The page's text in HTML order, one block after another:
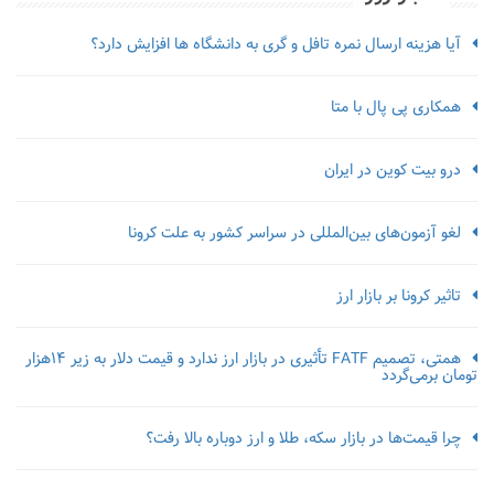
آیا هزینه ارسال نمره تافل و گری به دانشگاه ها افزایش دارد؟
همکاری پی پال با متا
درو بیت کوین در ایران
لغو آزمون‌‌های بین‌المللی در سراسر کشور به علت کرونا
تاثیر کرونا بر بازار ارز
همتی، تصمیم FATF تأثیری در بازار ارز ندارد و قیمت دلار به زیر ۱۴هزار
تومان برمی‌گردد
چرا قیمت‌ها در بازار سکه، طلا و ارز دوباره بالا رفت؟